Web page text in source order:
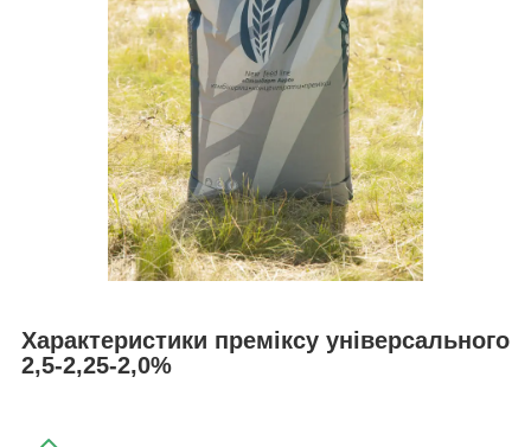
Характеристики преміксу універсального
2,5-2,25-2,0%